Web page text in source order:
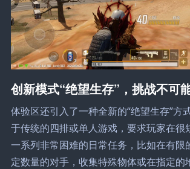
创新模式“绝望生存”，挑战不可
体验区还引入了一种全新的“绝望生存”方
于传统的四排或单人游戏，要求玩家在很
一系列非常困难的日常任务，比如在有限
定数量的对手，收集特殊物体或在指定的